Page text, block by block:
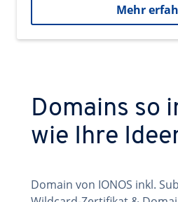
Mehr
Domains so
wie Ihre
Domain von IONOS inkl.